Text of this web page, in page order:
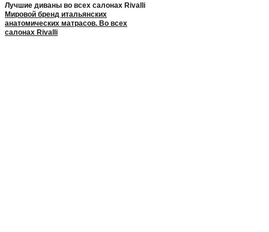
Лучшие диваны во всех салонах Rivalli
Мировой бренд итальянских
анатомических матрасов. Во всех
салонах Rivalli